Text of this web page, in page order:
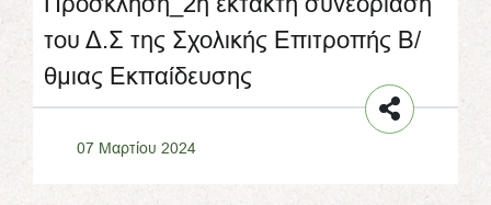
του Δ.Σ της Σχολικής Επιτροπής Β/
θμιας Εκπαίδευσης
07 Μαρτίου 2024